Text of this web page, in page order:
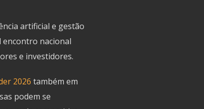
artificial e gestão
nacional
e investidores.
2026 também em
podem se